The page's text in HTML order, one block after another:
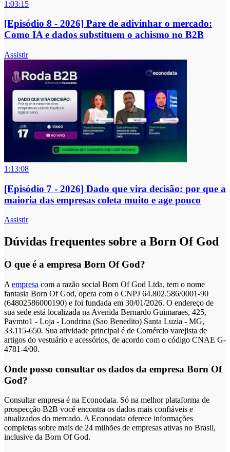
1:03:15
[Episódio 8 - 2026] Pare de adivinhar o mercado:
Como IA e dados substituem o achismo no B2B
Assistir
1:13:08
[Episódio 7 - 2026] Dado que vira decisão: por que a
maioria das empresas coleta muito e age pouco
Assistir
Dúvidas frequentes sobre a Born Of God
O que é a empresa Born Of God?
A empresa com a razão social Born Of God Ltda, tem o nome
fantasia Born Of God, opera com o CNPJ 64.802.586/0001-90
(64802586000190) e foi fundada em 30/01/2026. O endereço de
sua sede está localizada na Avenida Bernardo Guimaraes, 425,
Pavmto1 - Loja - Londrina (Sao Benedito) Santa Luzia - MG,
33.115-650. Sua atividade principal é de Comércio varejista de
artigos do vestuário e acessórios, de acordo com o código CNAE G-
4781-4/00.
Onde posso consultar os dados da empresa Born Of
God?
Consultar empresa é na Econodata. Só na melhor plataforma de
prospecção B2B você encontra os dados mais confiáveis e
atualizados do mercado. A Econodata oferece informações
completas sobre mais de 24 milhões de empresas ativas no Brasil,
inclusive da Born Of God.